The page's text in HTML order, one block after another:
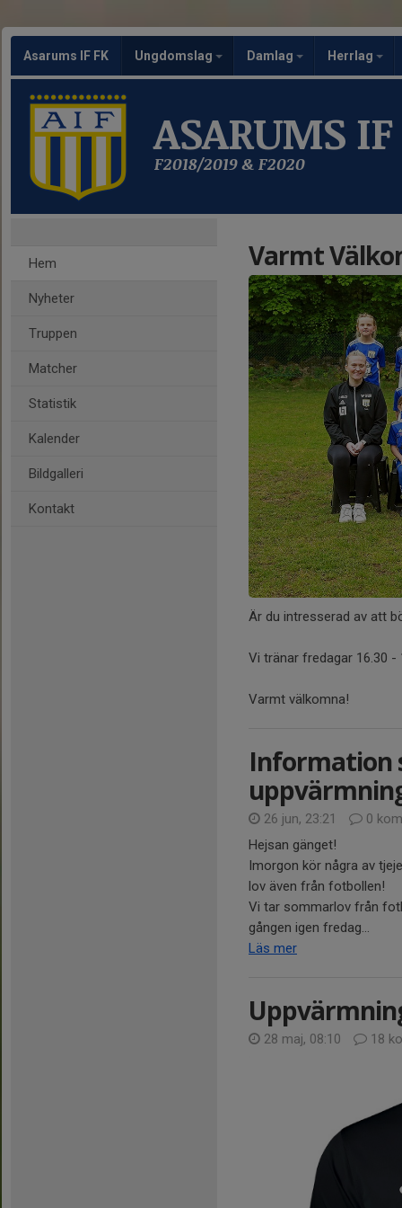
Asarums IF FK Ungdomslag Damlag Herrlag
ASARUMS
F2018/2019 & F2020
Hem
Nyheter
Truppen
Matcher
Statistik
Kalender
Bildgalleri
Kontakt
Varmt
Är du intresserad av att
Vi tränar fredagar 16.30 -
Varmt välkomna!
Information
26 jun, 23:21
0
Hejsan gänget!
Imorgon kör några av
lov även från fotbollen!
Vi tar sommarlov från
gången igen fredag...
Läs mer
28 maj, 08:10 18